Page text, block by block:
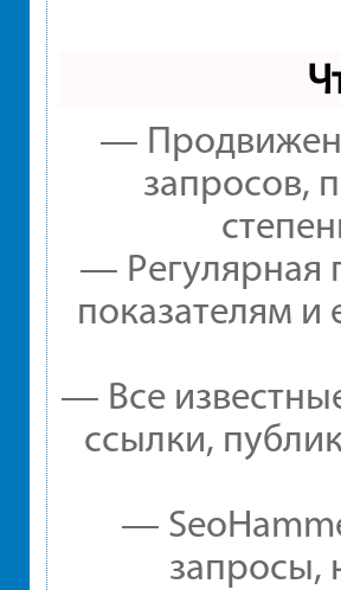
—
запросов,
— Регулярная
показателям и
— Все
ссылки,
—
запросы,